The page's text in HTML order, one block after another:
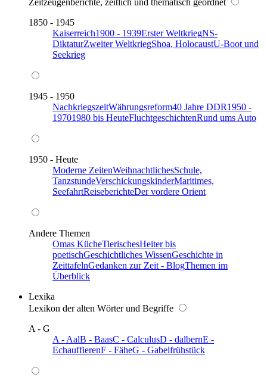
Zeitzeugenberichte, zeitlich und thematisch geordnet
1850 - 1945
Kaiserreich1900 - 1939Erster WeltkriegNS-
DiktaturZweiter WeltkriegShoa, HolocaustU-Boot und
Seekrieg
1945 - 1950
NachkriegszeitWährungsreform40 Jahre DDR1950 -
19701980 bis HeuteFluchtgeschichtenRund ums Auto
1950 - Heute
Moderne ZeitenWeihnachtlichesSchule,
TanzstundeVerschickungskinderMaritimes,
SeefahrtReiseberichteDer vordere Orient
Andere Themen
Omas KücheTierischesHeiter bis
poetischGeschichtliches WissenGeschichte in
ZeittafelnGedanken zur Zeit - BlogThemen im
Überblick
Lexika
Lexikon der alten Wörter und Begriffe
A - G
A - AalB - BaasC - CalculusD - dalbernE -
EchauffierenF - FäheG - Gabelfrühstück